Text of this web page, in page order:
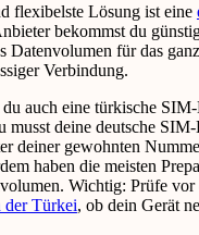
flexibelste Lösung ist eine
bekommst du
Datenvolumen für das
Verbindung.
auch eine türkische
musst deine deutsche
deiner gewohnten
haben die meisten
Wichtig: Prüfe vor
der Türkei, ob dein Gerät